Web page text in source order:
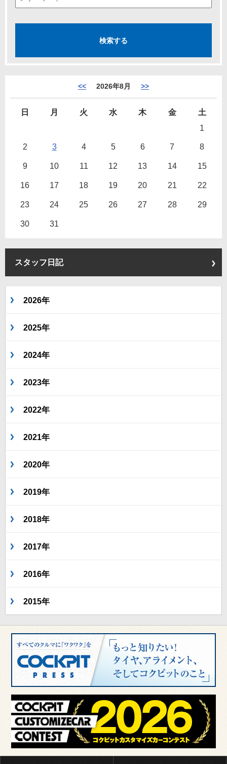
<< 2026年8月 >>
日 月 火 水 木 金
土
1
2 3 4 5 6 7 8
9 10 11 12 13 14 15
16 17 18 19 20 21 22
23 24 25 26 27 28 29
30 31
スタッフ日記
2026年
2025年
2024年
2023年
2022年
2021年
2020年
2019年
2018年
2017年
2016年
2015年